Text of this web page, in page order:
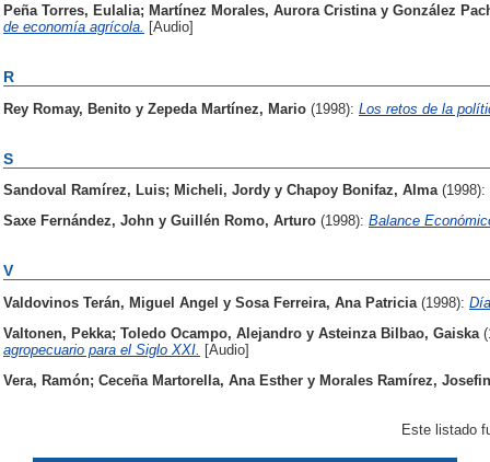
Peña Torres, Eulalia; Martínez Morales, Aurora Cristina y González
de economía agrícola. [Audio]
R
Rey Romay, Benito y Zepeda Martínez, Mario (1998): Los retos de la
S
Sandoval Ramírez, Luis; Micheli, Jordy y Chapoy Bonifaz, Alma (1998):
Saxe Fernández, John y Guillén Romo, Arturo (1998): Balance
V
Valdovinos Terán, Miguel Angel y Sosa Ferreira, Ana Patricia (1998):
Valtonen, Pekka; Toledo Ocampo, Alejandro y Asteinza Bilbao, Gaiska
agropecuario para el Siglo XXI. [Audio]
Vera, Ramón; Ceceña Martorella, Ana Esther y Morales Ramírez,
Este listado